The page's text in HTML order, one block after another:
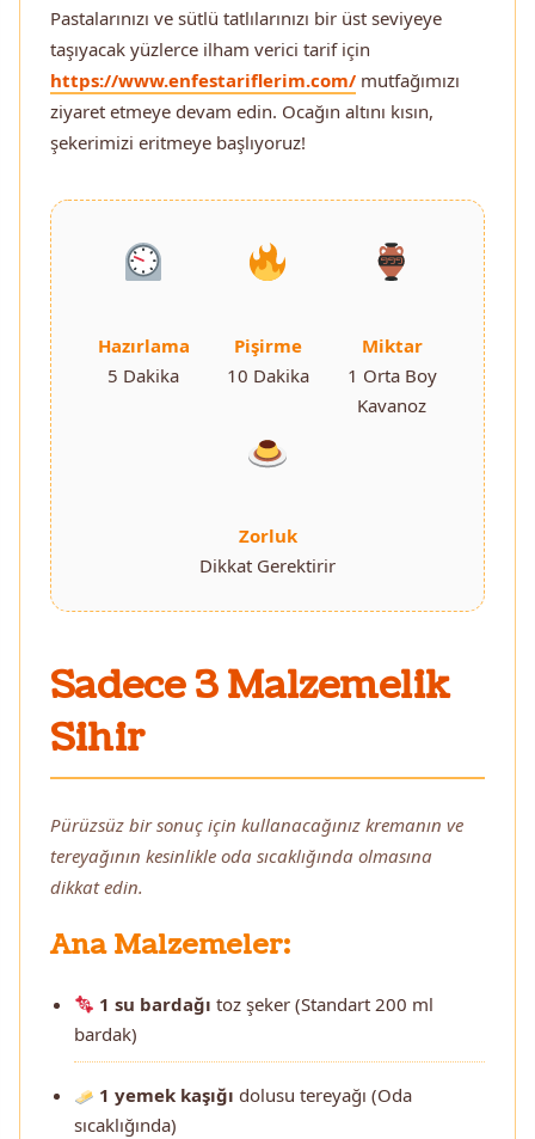
Pastalarınızı ve sütlü tatlılarınızı bir üst seviyeye
taşıyacak yüzlerce ilham verici tarif için
https://www.enfestariflerim.com/ mutfağımızı
ziyaret etmeye devam edin. Ocağın altını kısın,
şekerimizi eritmeye başlıyoruz!
Hazırlama
5 Dakika
Pişirme
10 Dakika
Miktar
1 Orta Boy
Kavanoz
Zorluk
Dikkat Gerektirir
Sadece 3 Malzemelik
Sihir
Pürüzsüz bir sonuç için kullanacağınız kremanın ve
tereyağının kesinlikle oda sıcaklığında olmasına
dikkat edin.
Ana Malzemeler:
1 su bardağı toz şeker (Standart 200 ml
bardak)
1 yemek kaşığı dolusu tereyağı (Oda
sıcaklığında)